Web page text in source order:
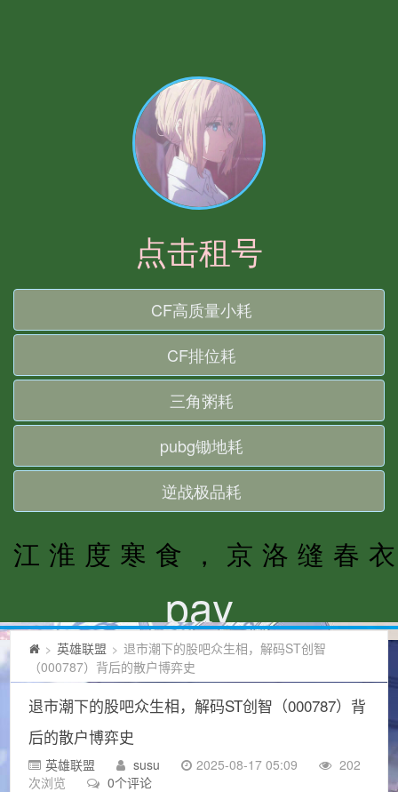
> 英雄联盟 > 退市潮下的股吧众生相，解码ST创智
（000787）背后的散户博弈史
退市潮下的股吧众生相，解码ST创智（000787）背
后的散户博弈史
英雄联盟 susu 2025-08-17 05:09
202
次浏览
0个评论